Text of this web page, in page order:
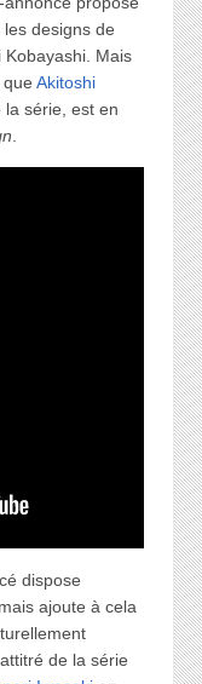
designs de
Kobayashi. Mais
Akitoshi
la série, est en
dispose
ajoute à cela
de la série